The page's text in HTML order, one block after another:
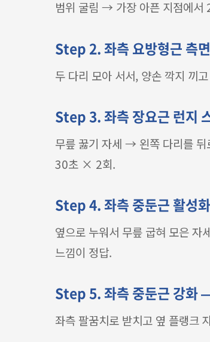
범위 굴림 → 가장 아픈 지점에서
Step 2. 좌측 요방형근 측
두 다리 모아 서서, 양손 깍지 끼
Step 3. 좌측 장요근 런지
무릎 꿇기 자세 → 왼쪽 다리를
30초 × 2회.
Step 4. 좌측 중둔근 활성
옆으로 누워서 무릎 굽혀 모은 자
느낌이 정답.
Step 5. 좌측 중둔근 강화
좌측 팔꿈치로 받치고 옆 플랭